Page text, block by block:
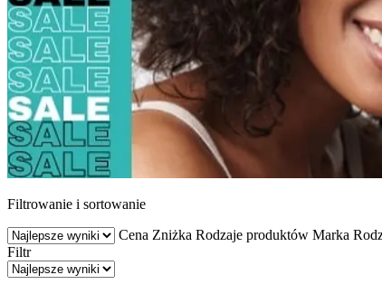
Filtrowanie i sortowanie
Cena Zniżka Rodzaje produktów Marka
Filtr